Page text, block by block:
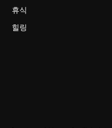
휴식
힐링